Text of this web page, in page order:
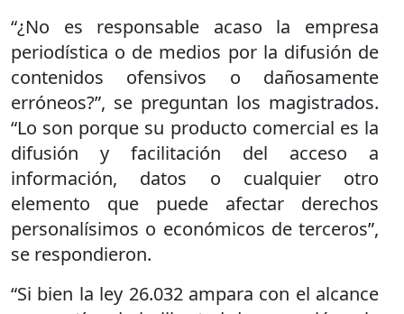
“¿No es responsable acaso la empresa
periodística o de medios por la difusión de
contenidos ofensivos o dañosamente
erróneos?”, se preguntan los magistrados.
“Lo son porque su producto comercial es la
difusión y facilitación del acceso a
información, datos o cualquier otro
elemento que puede afectar derechos
personalísimos o económicos de terceros”,
se respondieron.
“Si bien la ley 26.032 ampara con el alcance